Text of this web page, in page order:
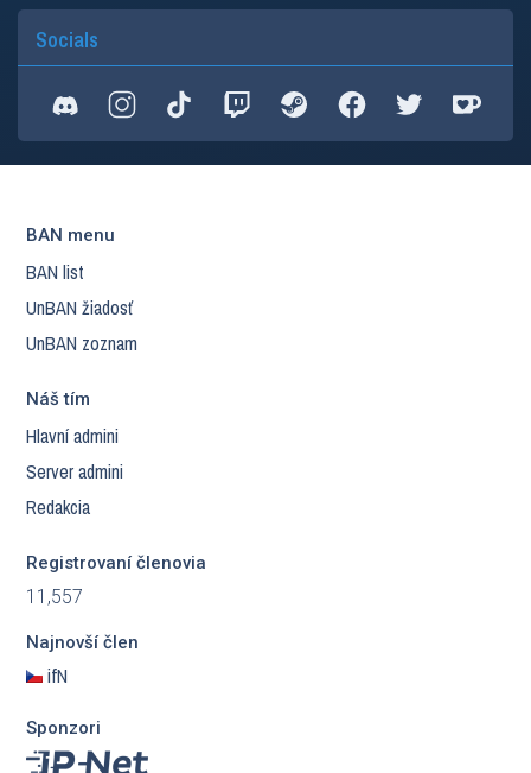
Socials
BAN menu
BAN list
UnBAN žiadosť
UnBAN zoznam
Náš tím
Hlavní admini
Server admini
Redakcia
Registrovaní členovia
11,557
Najnovší člen
ifN
Sponzori